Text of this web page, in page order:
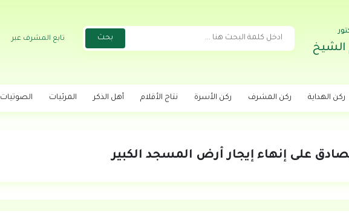
الشيخ
تابع المشرف عبر
ركن الهداية ركن المشرف ركن الأسرة نتاج الأقلام أهل الذكر المرئيات الصوتيات
على إنهاء إيجار أرض المسجد الكبير